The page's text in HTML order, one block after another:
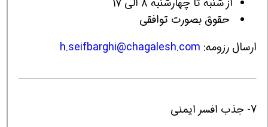
حقوق بصورت توافقی
ارسال رزومه: h.seifbarghi@chagalesh.com
7- جذب افسر ایمنی